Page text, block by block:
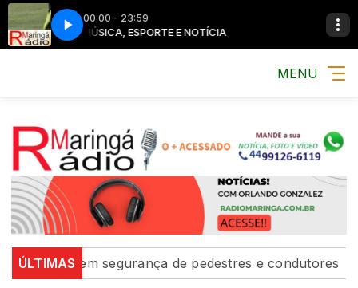
00:00 - 23:59
MÚSICA, ESPORTE E NOTÍCIA
MENU
ÚLTIMASsegurança de pedestres e condutores Defesa